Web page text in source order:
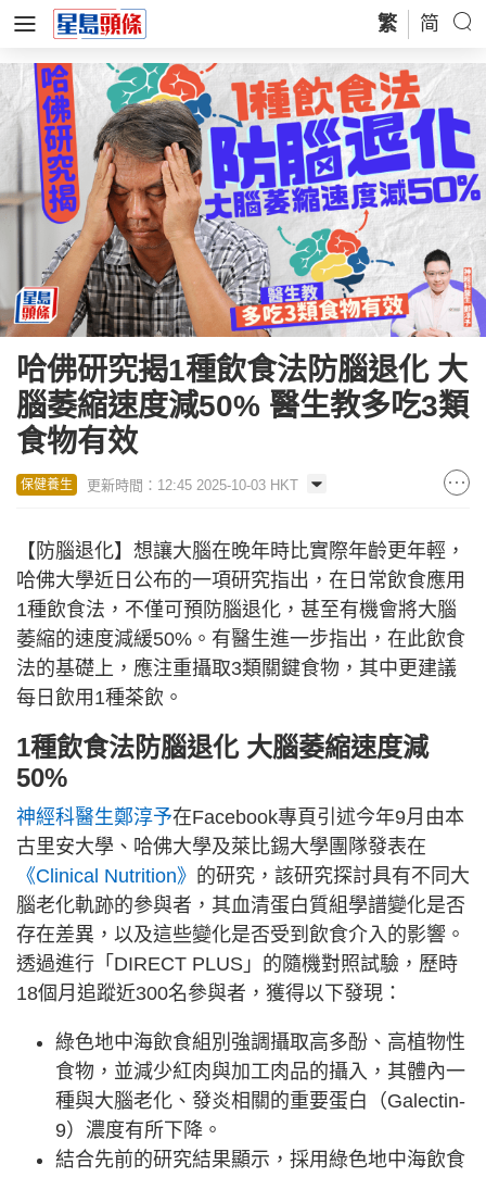
繁 简
哈佛研究揭1種飲食法防腦退化 大
腦萎縮速度減50% 醫生教多吃3類
食物有效
保健養生 更新時間：12:45 2025-10-03 HKT
【防腦退化】想讓大腦在晚年時比實際年齡更年輕，
哈佛大學近日公布的一項研究指出，在日常飲食應用
1種飲食法，不僅可預防腦退化，甚至有機會將大腦
萎縮的速度減緩50%。有醫生進一步指出，在此飲食
法的基礎上，應注重攝取3類關鍵食物，其中更建議
每日飲用1種茶飲。
1種飲食法防腦退化 大腦萎縮速度減
50%
神經科醫生鄭淳予在Facebook專頁引述今年9月由本
古里安大學、哈佛大學及萊比錫大學團隊發表在
《Clinical Nutrition》 的研究，該研究探討具有不同大
腦老化軌跡的參與者，其血清蛋白質組學譜變化是否
存在差異，以及這些變化是否受到飲食介入的影響。
透過進行「DIRECT PLUS」的隨機對照試驗，歷時
18個月追蹤近300名參與者，獲得以下發現：
綠色地中海飲食組別強調攝取高多酚、高植物性
食物，並減少紅肉與加工肉品的攝入，其體內一
種與大腦老化、發炎相關的重要蛋白（Galectin-
9）濃度有所下降。
結合先前的研究結果顯示，採用綠色地中海飲食